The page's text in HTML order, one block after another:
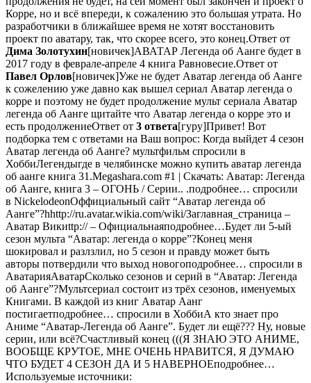
Корре, но и всё впереди, к сожалению это большая утрата. Но
разработчики в ближайшее время не хотят восстановить
проект по аватару, так, что скорее всего, это конец.Ответ от
Дима Золотухин[новичек]АВАТАР Легенда об Аанге будет в
2017 году в феврале-апреле 4 книга Равновесие.Ответ от
Павел Орлов[новичек]Уже не будет Аватар легенда об Аанге
к сожелению уже давно как вышел сериал Аватар легенда о
корре и поэтому не будет продолжение мульт сериала Аватар
легенда об Аанге щитайте что Аватар легенда о корре это и
есть продолжениеОтвет от 3 ответа[гуру]Привет! Вот
подборка тем с ответами на Ваш вопрос: Когда выйдет 4 сезон
Аватар легенда об Аанге? мультфильм спросили в
ХоббиЛегендыгде в челябинске можно купить аватар легенда
об аанге книга 31.Megashara.com #1 | Скачать: Аватар: Легенда
об Аанге, книга 3 – ОГОНЬ / Серии.. .подробнее… спросили
в NickelodeonОффициальный сайт “Аватар легенда об
Аанге”?hhttp://ru.avatar.wikia.com/wiki/Заглавная_страница –
Аватар Викиttp:// – Официальнаяподробнее…Будет ли 5-ый
сезон мульта “Аватар: легенда о корре”?Конец меня
шокировал и разлзлил, но 5 сезон и правду может быть
авторы потвердили что выход новогоподробнее… спросили в
АватарияАватарСколько сезонов и серий в “Аватар: Легенда
об Аанге”?Мультсериал состоит из трёх сезонов, именуемых
Книгами. В каждой из книг Аватар Аанг
постигаетподробнее… спросили в ХоббиА кто знает про
Аниме “Аватар-Легенда об Аанге”. Будет ли ещё??? Ну, новые
серии, или всё?Счастливый конец (((Я ЗНАЮ ЭТО АНИМЕ,
ВООБЩЕ КРУТОЕ, МНЕ ОЧЕНЬ НРАВИТСЯ, Я ДУМАЮ
ЧТО БУДЕТ 4 СЕЗОН ДА И 5 НАВЕРНОЕподробнее…
Используемые источники: